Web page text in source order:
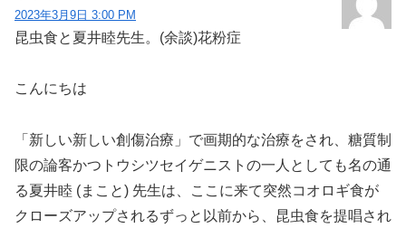
2023年3月9日 3:00 PM
昆虫食と夏井睦先生。(余談)花粉症
こんにちは
「新しい新しい創傷治療」で画期的な治療をされ、糖質制
限の論客かつトウシツセイゲニストの一人としても名の通
る夏井睦 (まこと) 先生は、ここに来て突然コオロギ食が
クローズアップされるずっと以前から、昆虫食を提唱され